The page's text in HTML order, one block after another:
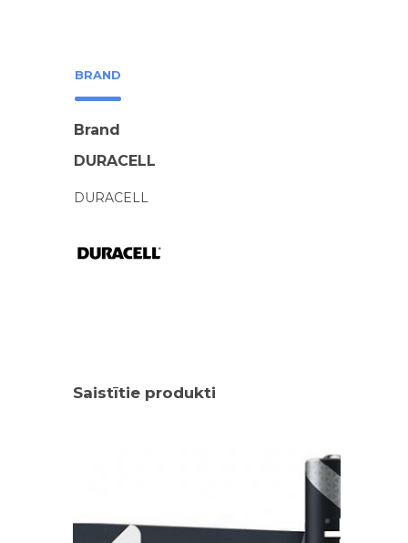
BRAND
Brand
DURACELL
DURACELL
Saistītie produkti